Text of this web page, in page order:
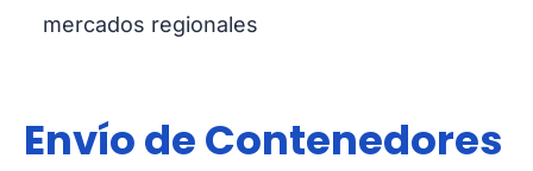
mercados regionales
Envío de Contenedores